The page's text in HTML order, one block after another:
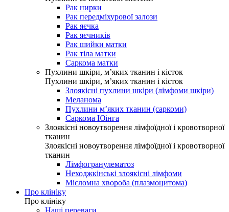
Рак нирки
Рак передміхурової залози
Рак яєчка
Рак яєчників
Рак шийки матки
Рак тіла матки
Саркома матки
Пухлини шкіри, м’яких тканин і кісток
Пухлини шкіри, м’яких тканин і кісток
Злоякісні пухлини шкіри (лімфоми шкіри)
Меланома
Пухлини м’яких тканин (саркоми)
Саркома Юінга
Злоякісні новоутворення лімфоїдної і кровотворної
тканин
Злоякісні новоутворення лімфоїдної і кровотворної
тканин
Лімфогранулематоз
Неходжкінські злоякісні лімфоми
Мієломна хвороба (плазмоцитома)
Про клініку
Про клініку
Наші переваги